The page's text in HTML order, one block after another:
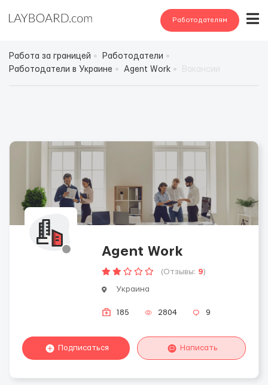
Работодателям
Работа за границей
Работодатели
Работодатели в Украине
Agent Work
Agent Work
(Отзывы: 9)
Украина
185 2804 9
Подписаться Написать